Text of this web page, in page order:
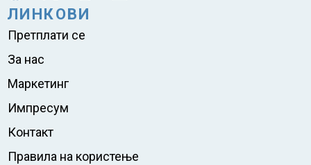
ЛИНКОВИ
Претплати се
За нас
Маркетинг
Импресум
Контакт
Правила на користење